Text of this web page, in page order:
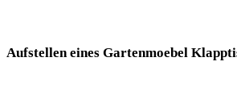
Aufstellen eines Gartenmoebel